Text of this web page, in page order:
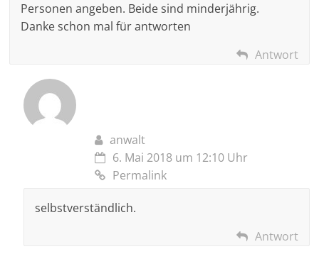
Personen angeben. Beide sind minderjährig.
Danke schon mal für antworten
Antwort
anwalt
6. Mai 2018 um 12:10 Uhr
Permalink
selbstverständlich.
Antwort